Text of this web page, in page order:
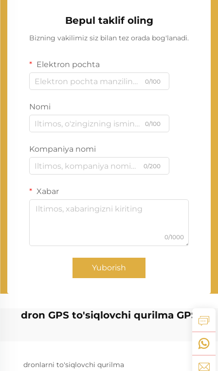
Bepul taklif oling
Bizning vakilimiz siz bilan tez orada bog'lanadi.
Elektron pochta
0/100
Nomi
0/100
Kompaniya nomi
0/200
Xabar
0/1000
Yuborish
dron GPS to'siqlovchi qurilma GPS
dronlarni to'siqlovchi qurilma